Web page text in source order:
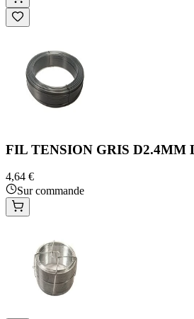
FIL TENSION GRIS D2.4MM
4,64 €
Sur commande